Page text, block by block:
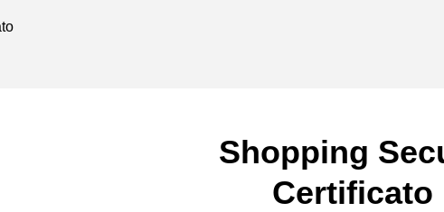
Shopping
Certificato